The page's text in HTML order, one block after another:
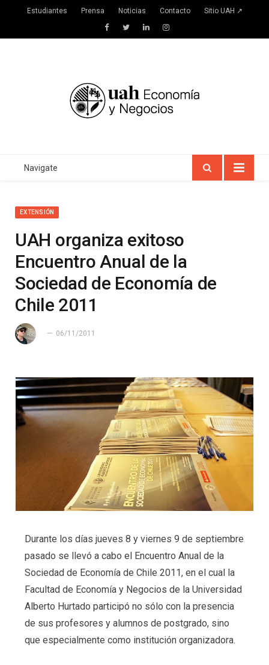
Estudiantes Prensa Noticias Contacto Sitio UAH ↗
FacebookTwitterLinkedInInstagram
Navigate
EXTENSIÓN
UAH organiza exitoso
Encuentro Anual de la
Sociedad de Economía de
Chile 2011
06/11/2011
Durante los días jueves 8 y viernes 9 de septiembre
pasado se llevó a cabo el Encuentro Anual de la
Sociedad de Economía de Chile 2011, en el cual la
Facultad de Economía y Negocios de la Universidad
Alberto Hurtado participó no sólo con la presencia
de sus profesores y alumnos de postgrado, sino
que especialmente como institución organizadora.